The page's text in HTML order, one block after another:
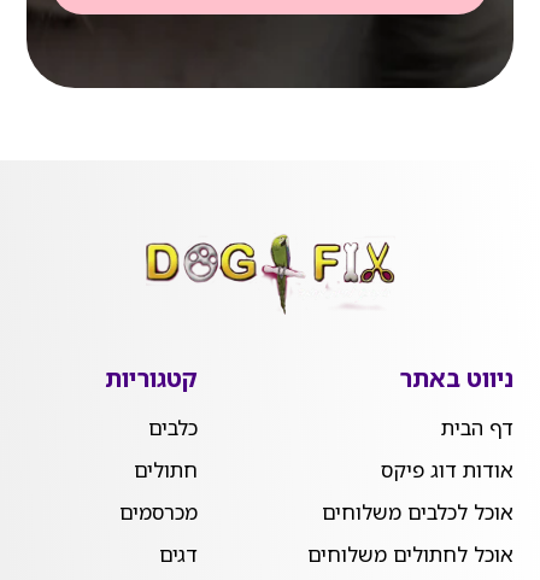
ניווט באתר
דף הבית
אודות דוג פיקס
אוכל לכלבים משלוחים
אוכל לחתולים משלוחים
קטגוריות
כלבים
חתולים
מכרסמים
דגים